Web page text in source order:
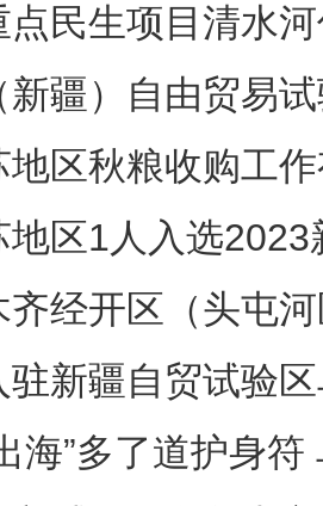
点民生项目清水
新疆）自由贸易
地区秋粮收购工
地区1人入选2023
人
齐经开区（头屯
驻新疆自贸试验
海”多了道护身